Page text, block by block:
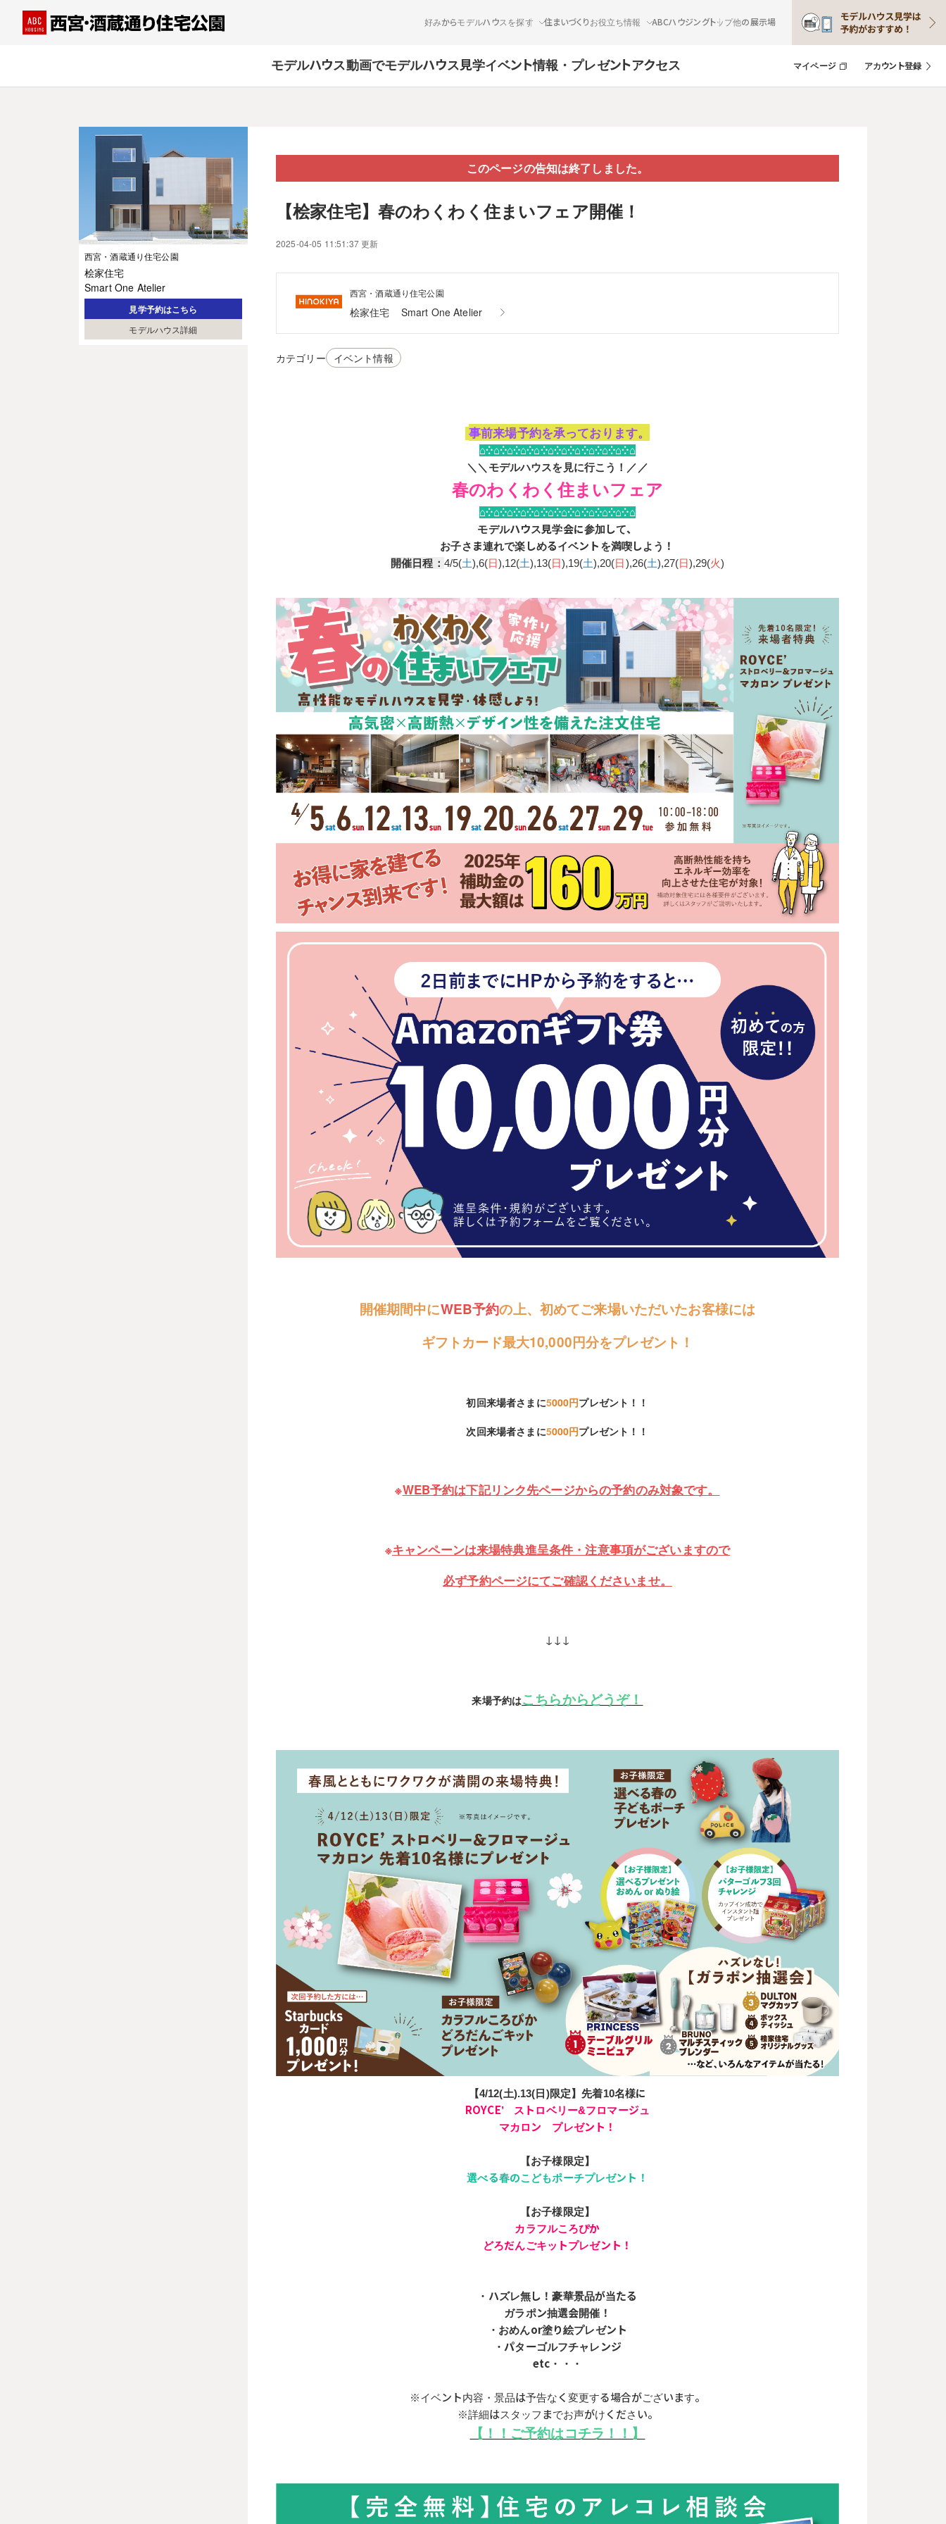
好みからモデルハウスを探す 住まいづくりお役立ち情報 ABCハウジングトップ他の展示場
モデルハウス動画でモデルハウス見学イベント情報・プレゼントアクセス マイページ アカウント登録
西宮・酒蔵通り住宅公園
桧家住宅
Smart One Atelier
見学予約はこちら
モデルハウス詳細
このページの告知は終了しました。
【桧家住宅】春のわくわく住まいフェア開催！
2025-04-05 11:51:37 更新
西宮・酒蔵通り住宅公園
桧家住宅 Smart One Atelier
カテゴリー イベント情報
事前来場予約を承っております。
⌂⁛⌂⁛⌂⁛⌂⁛⌂⁛⌂⁛⌂⁛⌂⁛⌂⁛⌂⁛⌂⁛⌂
＼＼モデルハウスを見に行こう！／／
春のわくわく住まいフェア
⌂⁛⌂⁛⌂⁛⌂⁛⌂⁛⌂⁛⌂⁛⌂⁛⌂⁛⌂⁛⌂⁛⌂
モデルハウス見学会に参加して、
お子さま連れで楽しめるイベントを満喫しよう！
開催日程： 4/5(土),6(日),12(土),13(日),19(土),20(日),26(土),27(日),29(火)
開催期間中にWEB予約の上、初めてご来場いただいたお客様には
ギフトカード最大10,000円分をプレゼント！
初回来場者さまに5000円プレゼント！！
次回来場者さまに5000円プレゼント！！
※WEB予約は下記リンク先ページからの予約のみ対象です。
※キャンペーンは来場特典進呈条件・注意事項がございますので
必ず予約ページにてご確認くださいませ。
↓↓↓
来場予約はこちらからどうぞ！
【4/12(土).13(日)限定】先着10名様に
ROYCE’ ストロベリー&フロマージュ
マカロン プレゼント！
【お子様限定】
選べる春のこどもポーチプレゼント！
【お子様限定】
カラフルころぴか
どろだんごキットプレゼント！
・ハズレ無し！豪華景品が当たる
ガラポン抽選会開催！
・おめんor塗り絵プレゼント
・パターゴルフチャレンジ
etc・・・
※イベント内容・景品は予告なく変更する場合がございます。
※詳細はスタッフまでお声がけください。
【！！ご予約はコチラ！！】